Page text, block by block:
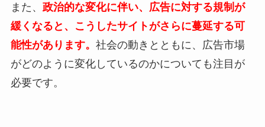
また、 政治的な変化に伴い、広告に対する規制が
緩くなると、こうしたサイトがさらに蔓延する可
能性があります。 社会の動きとともに、広告市場
がどのように変化しているのかについても注目が
必要です。